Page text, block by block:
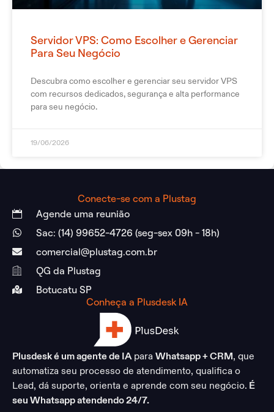
Servidor VPS: Como Escolher e Gerenciar
Para Seu Negócio
Descubra como escolher e gerenciar seu servidor VPS
com recursos dedicados, segurança e alta performance
para seu negócio.
19/06/2026
Conecte-se com a Plustag
Agende uma reunião
Sac: (14) 99652-4726 (seg-sex 09h - 18h)
comercial@plustag.com.br
QG da Plustag
Botucatu SP
Conheça a Plusdesk IA
Plusdesk é um agente de IApara Whatsapp + CRM, que
automatiza seu processo de atendimento, qualifica o
Lead, dá suporte, orienta e aprende com seu negócio. É
seu Whatsapp atendendo 24/7.